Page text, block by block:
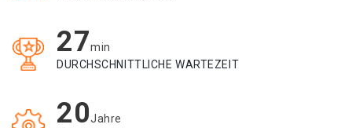
27min
DURCHSCHNITTLICHE WARTEZEIT
20Jahre